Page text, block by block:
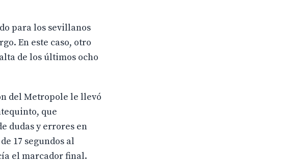
para los sevillanos
En este caso, otro
de los últimos ocho
del Metropole le llevó
que
dudas y errores en
17 segundos al
el marcador final.